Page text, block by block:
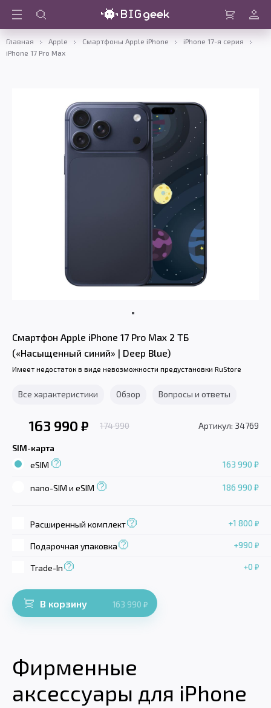
Войти
Главная Apple Смартфоны Apple iPhone
iPhone 17-я серия
iPhone 17 Pro Max
Смартфон Apple iPhone 17 Pro Max 2 ТБ
(«Насыщенный синий» | Deep Blue)
Имеет недостаток в виде невозможности предустановки RuStore
Все характеристики Обзор Вопросы и ответы
163 990 ₽ 174 990 Артикул: 34769
SIM-карта
eSIM
163 990 ₽
nano-SIM и eSIM 186 990 ₽
Расширенный комплект +1 800 ₽
Подарочная упаковка +990 ₽
Trade-In +0 ₽
В корзину 163 990 ₽
Фирменные
аксессуары для iPhone